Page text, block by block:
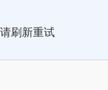
刷新重试